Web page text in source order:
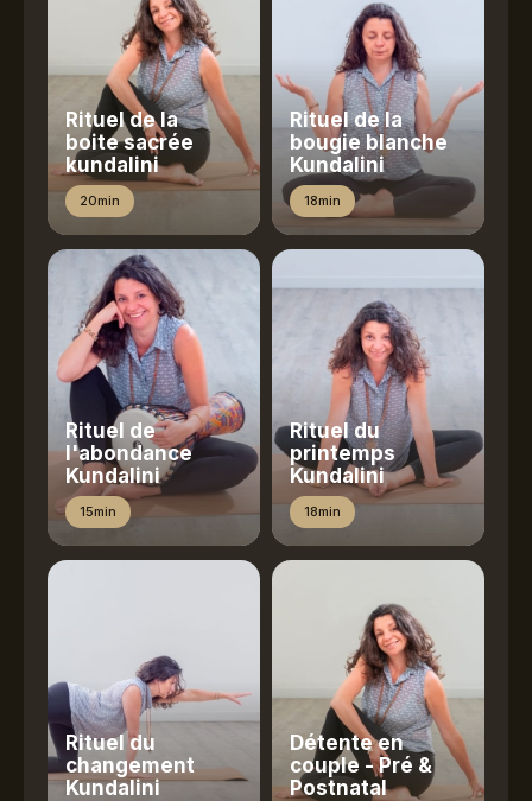
Rituel de la
boite sacrée
kundalini
20min
Rituel de la
bougie blanche
Kundalini
18min
Rituel de
l'abondance
Kundalini
15min
Rituel du
printemps
Kundalini
18min
Rituel du
changement
Kundalini
Détente en
couple - Pré &
Postnatal